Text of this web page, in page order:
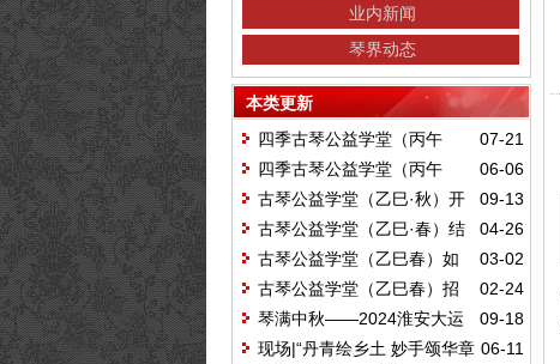
业内新闻
琴界动态
本类更新
07-21
四季古琴公益学堂（丙午
夏）结业雅集
06-06
四季古琴公益学堂（丙午
夏）如期开学
09-13
古琴公益学堂（乙巳·秋）开
学
04-26
古琴公益学堂（乙巳·春）结
业
03-02
古琴公益学堂（乙巳春）如
期开学
02-24
古琴公益学堂（乙巳春）招
生开始
09-18
琴满中秋——2024淮安大运
河非遗文化旅游节古琴专场演出06-11
现场|“丹青绘乡土 妙手颂华章